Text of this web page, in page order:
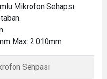
Mikrofon Sehapsı
Max: 2.010mm
Sehpası